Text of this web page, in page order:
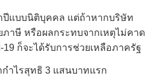
ปีแบบนิติบุคคล แต่ถ้าหากบริษัท
ภาษี หรือผลกระทบจากเหตุไม่คาด
ก็จะได้รับการช่วยเหลือภาครัฐ
กำไรสุทธิ 3 แสนบาทแรก